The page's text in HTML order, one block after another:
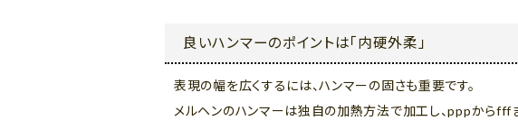
良いハンマーのポイントは「内硬外柔」
表現の幅を広くするには、ハンマーの固さも重要です。
メルヘンのハンマーは独自の加熱方法で加工し、pppからfff